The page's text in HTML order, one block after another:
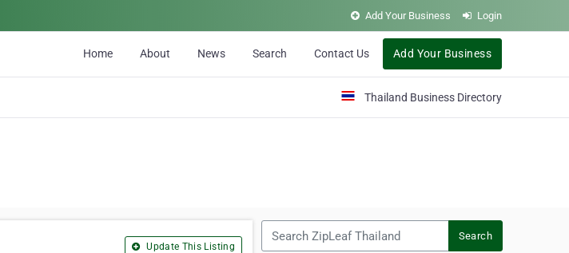
Add Your Business Login
Home About News Search Contact Us Add Your Business
Thailand Business Directory
Update This Listing
Search